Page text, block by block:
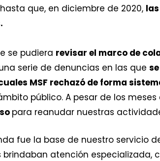
que, en diciembre de 2020,
se pudiera revisar el marco de
serie de denuncias en las que
MSF rechazó de forma
público. A pesar de los
para reanudar nuestras